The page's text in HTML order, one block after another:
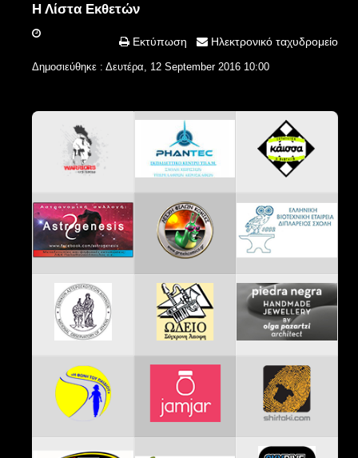
Η Λίστα Εκθετών
Εκτύπωση Ηλεκτρονικό ταχυδρομείο
Δημοσιεύθηκε : Δευτέρα, 12 September 2016 10:00